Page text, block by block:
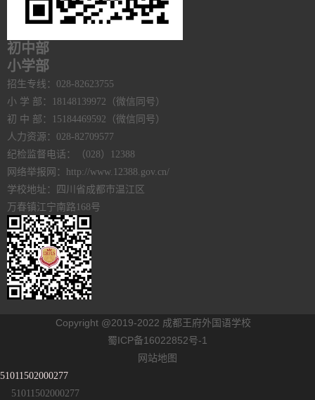
初中部
小学部
招生专线：028-82623755
小 学 部：18148139972（微信同号）
初 中 部：15184469592（微信同号）
人力资源：028-82709577
纪检监督电话：（028）12388
网络举报网：http://www.12388.gov.cn/
学校地址：四川省成都市温江区
万春镇江宁南路168号
Copyright @2019-2022 成都王府外国语学校
蜀ICP备16022852号-1
网站地图
51011502000277
51011502000277